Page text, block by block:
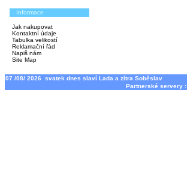
Informace
Jak nakupovat
Kontaktní údaje
Tabulka velikostí
Reklamační řád
Napiš nám
Site Map
07 /08/ 2026 svatek dnes slaví Lada a zítra Soběslav
Partnerské servery :